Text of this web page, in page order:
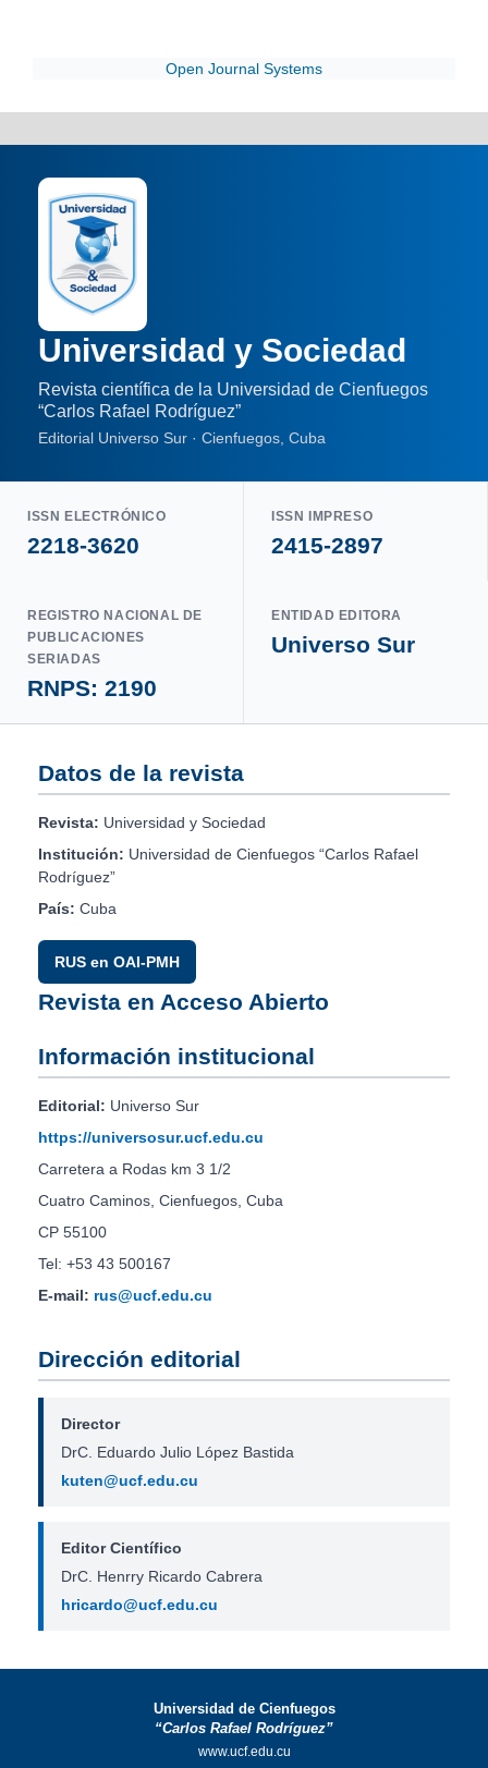
Open Journal Systems
Universidad y Sociedad
Revista científica de la Universidad de Cienfuegos
“Carlos Rafael Rodríguez”
Editorial Universo Sur · Cienfuegos, Cuba
ISSN ELECTRÓNICO
2218-3620
ISSN IMPRESO
2415-2897
REGISTRO NACIONAL DE
PUBLICACIONES
SERIADAS
RNPS: 2190
ENTIDAD EDITORA
Universo Sur
Datos de la revista
Revista: Universidad y Sociedad
Institución: Universidad de Cienfuegos “Carlos Rafael
Rodríguez”
País: Cuba
RUS en OAI-PMH
Revista en Acceso Abierto
Información institucional
Editorial: Universo Sur
https://universosur.ucf.edu.cu
Carretera a Rodas km 3 1/2
Cuatro Caminos, Cienfuegos, Cuba
CP 55100
Tel: +53 43 500167
E-mail: rus@ucf.edu.cu
Dirección editorial
Director
DrC. Eduardo Julio López Bastida
kuten@ucf.edu.cu
Editor Científico
DrC. Henrry Ricardo Cabrera
hricardo@ucf.edu.cu
Universidad de Cienfuegos
“Carlos Rafael Rodríguez”
www.ucf.edu.cu